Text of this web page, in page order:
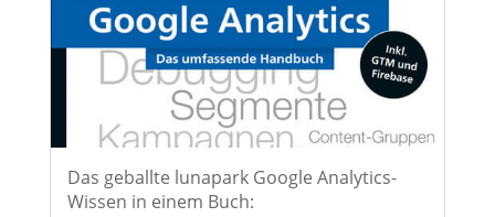
Das geballte lunapark Google Analytics-
Wissen in einem Buch: